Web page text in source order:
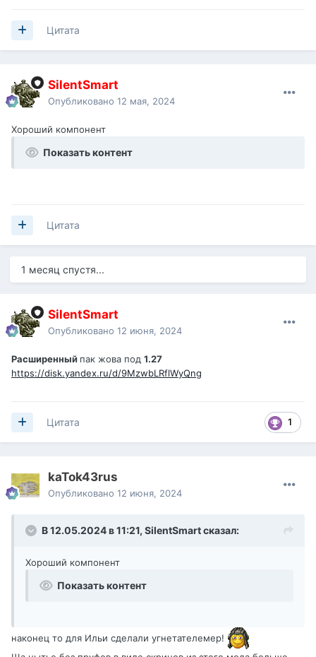
Цитата
SilentSmart
Опубликовано 12 мая, 2024
Хороший компонент
Показать контент
Цитата
1 месяц спустя...
SilentSmart
Опубликовано 12 июня, 2024
Расширенный пак жова под 1.27
https://disk.yandex.ru/d/9MzwbLRflWyQng
1
Цитата
kaTok43rus
Опубликовано 12 июня, 2024
В 12.05.2024 в 11:21, SilentSmartсказал:
Хороший компонент
Показать контент
наконец то для Ильи сделали угнетателемер!